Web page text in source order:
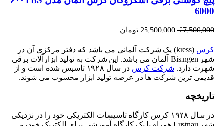
6000
27,500,000
25,500,000 تومان
کرس
(kress) یک شرکت آلمانی می باشد که دفتر مرکزی آن در
شهر Bisingen آلمان می باشد. این شرکت به تولید ابزارآلات برقی
شهرت دارد. شرکت کرس
در سال ۱۹۲۸ تاسیس شده است و از
قدیمی ترین شرکت ها در عرصه تولید ابزار محسوب می شوند.
تاریخچه
در سال ۱۹۲۸ کرس کارگاه تاسیسات الکتریکی خود را در نزدیکی